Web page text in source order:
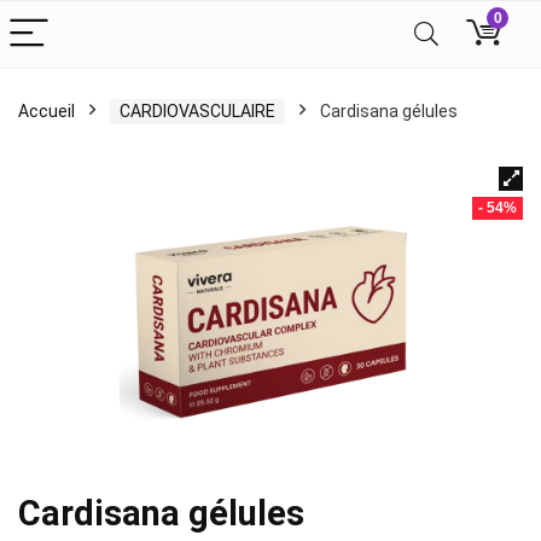
0
Accueil CARDIOVASCULAIRE Cardisana gélules
- 54%
Cardisana gélules